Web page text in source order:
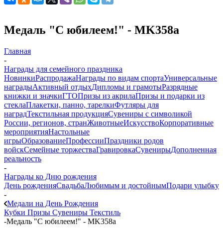
Медаль "С юбилеем!" - MK358a
Главная
-
Награды для семейного праздника
НовинкиРаспродажаНаграды по видам спортаУниверсальные
наградыАктивный отдыхДипломы и грамотыРазрядные
книжки и значкиГТОПризы из акрилаПризы и подарки из
стеклаПлакетки, панно, тарелкиФутляры для
наградТекстильная продукцияСувениры с символикой
России, регионов, странЖивотныеИскусствоКорпоративные
мероприятияНастольные
игрыОбразованиеПрофессииПраздники родов
войскСемейные торжестваГравировкаСувенирыДополненная
реальность
-
Награды ко Дню рождения
День рожденияСвадьбаЛюбимым и достойнымПодари улыбку
-
Медали на День Рождения
Кубки Призы Сувениры Текстиль
-Медаль "С юбилеем!" - MK358a